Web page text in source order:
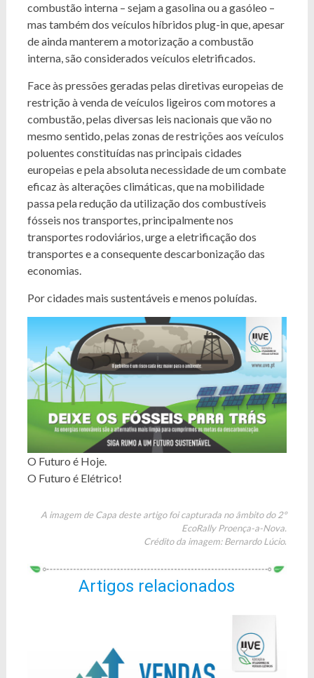
combustão interna – sejam a gasolina ou a gasóleo –
mas também dos veículos híbridos plug-in que, apesar
de ainda manterem a motorização a combustão
interna, são considerados veículos eletrificados.
Face às pressões geradas pelas diretivas europeias de
restrição à venda de veículos ligeiros com motores a
combustão, pelas diversas leis nacionais que vão no
mesmo sentido, pelas zonas de restrições aos veículos
poluentes constituídas nas principais cidades
europeias e pela absoluta necessidade de um combate
eficaz às alterações climáticas, que na mobilidade
passa pela redução da utilização dos combustíveis
fósseis nos transportes, principalmente nos
transportes rodoviários, urge a eletrificação dos
transportes e a consequente descarbonização das
economias.
Por cidades mais sustentáveis e menos poluídas.
O Futuro é Hoje.
O Futuro é Elétrico!
A imagem de Capa deste artigo foi capturada no âmbito do 2º
EcoRally Proença-a-Nova.
Crédito da imagem: Bernardo Lúcio.
Artigos relacionados